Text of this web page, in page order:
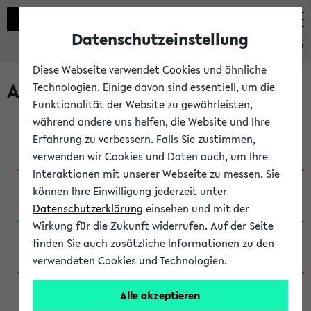
eKVV
Archivierte Studiengänge
Anglistik: British and American Studies / B.A.
(Einschreibung bis WiSe 16/17)
Anglistik: British and American Studies / B.A.
(Einschreibung bis SoSe 2015)
Anglistik: British and American Studies / B.A.
(Einschreibung bis SoSe 2013)
Anglistik: British and American Studies / Ba
(Einschreibung bis SoSe 2011)
Datenschutzeinstellung
Diese Webseite verwendet Cookies und ähnliche
Technologien. Einige davon sind essentiell, um die
Funktionalität der Website zu gewährleisten,
während andere uns helfen, die Website und Ihre
Erfahrung zu verbessern. Falls Sie zustimmen,
verwenden wir Cookies und Daten auch, um Ihre
Interaktionen mit unserer Webseite zu messen. Sie
können Ihre Einwilligung jederzeit unter
Datenschutzerklärung einsehen und mit der
Wirkung für die Zukunft widerrufen. Auf der Seite
finden Sie auch zusätzliche Informationen zu den
verwendeten Cookies und Technologien.
Alle akzeptieren